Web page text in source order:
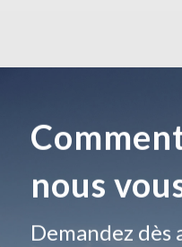
nous
Demandez dès